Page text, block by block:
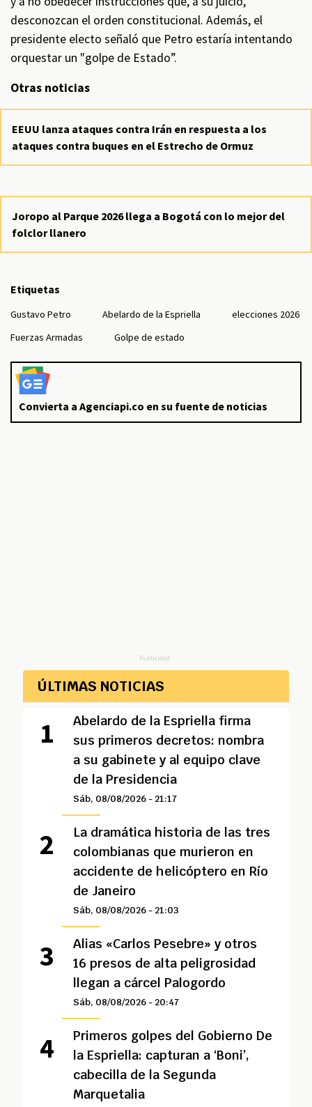
desconozcan el orden constitucional. Además, el
presidente electo señaló que Petro estaría intentando
orquestar un "golpe de Estado”.
Otras noticias
EEUU lanza ataques contra Irán en respuesta a los
ataques contra buques en el Estrecho de Ormuz
Joropo al Parque 2026 llega a Bogotá con lo mejor del
folclor llanero
Etiquetas
Gustavo Petro Abelardo de la Espriella
elecciones 2026
Fuerzas Armadas
Golpe de estado
Convierta a Agenciapi.co en su fuente de noticias
Publicidad
ÚLTIMAS NOTICIAS
Abelardo de la Espriella firma
sus primeros decretos: nombra
a su gabinete y al equipo clave
de la Presidencia
Sáb, 08/08/2026 - 21:17
La dramática historia de las tres
colombianas que murieron en
accidente de helicóptero en Río
de Janeiro
Sáb, 08/08/2026 - 21:03
Alias «Carlos Pesebre» y otros
16 presos de alta peligrosidad
llegan a cárcel Palogordo
Sáb, 08/08/2026 - 20:47
Primeros golpes del Gobierno De
la Espriella: capturan a ‘Boni’,
cabecilla de la Segunda
Marquetalia